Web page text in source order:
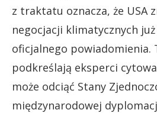
z traktatu oznacza, że USA
negocjacji klimatycznych
oficjalnego
podkreślają eksperci
może odciąć Stany
międzynarodowej